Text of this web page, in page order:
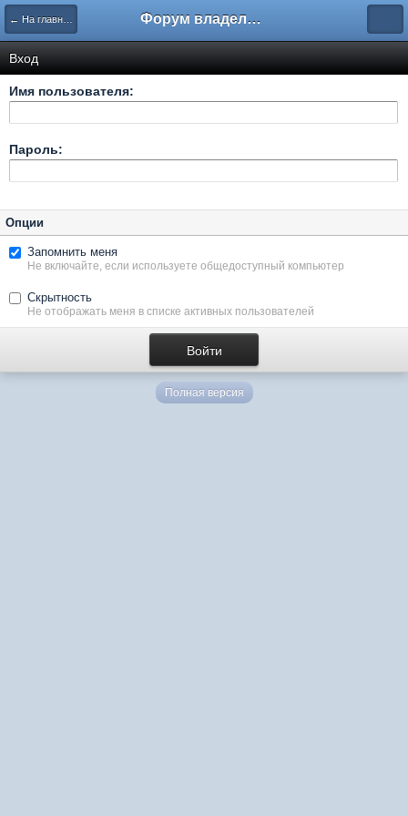
← На главную Форум владельцев интернет-магазинов
Вход
Имя пользователя:
Пароль:
Опции
Запомнить меня
Не включайте, если используете общедоступный компьютер
Скрытность
Не отображать меня в списке активных пользователей
Полная версия